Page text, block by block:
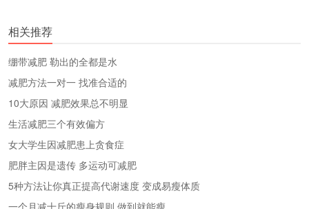
相关推荐
绷带减肥 勒出的全都是水
减肥方法一对一 找准合适的
10大原因 减肥效果总不明显
生活减肥三个有效偏方
女大学生因减肥患上贪食症
肥胖主因是遗传 多运动可减肥
5种方法让你真正提高代谢速度 变成易瘦体质
一个月减十斤的瘦身规则 做到就能瘦